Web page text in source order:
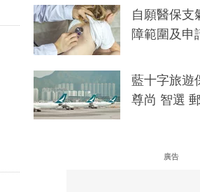
自願醫保支
障範圍及申
藍十字旅遊
尊尚 智選
廣告